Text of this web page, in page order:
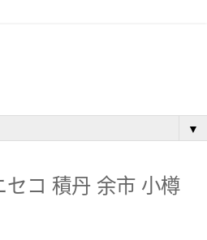
▼
セコ 積丹 余市 小樽